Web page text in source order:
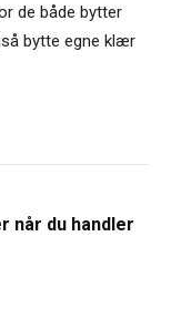
de både bytter
bytte egne klær
når du handler